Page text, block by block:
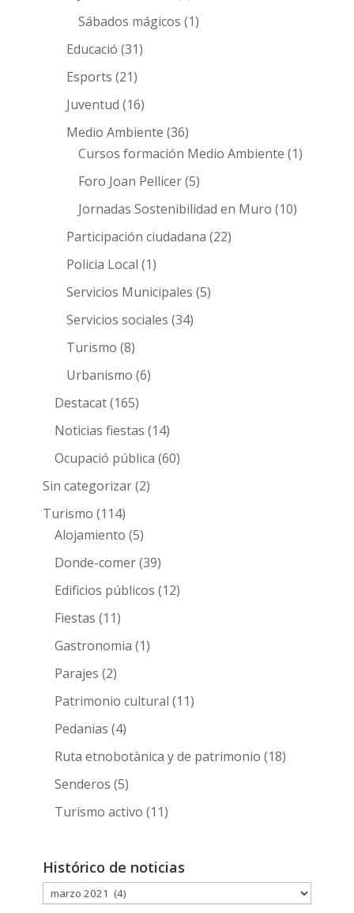
Sábados mágicos (1)
Educació (31)
Esports (21)
Juventud (16)
Medio Ambiente (36)
Cursos formación Medio Ambiente (1)
Foro Joan Pellicer(5)
Jornadas Sostenibilidad en Muro (10)
Participación ciudadana (22)
Policia Local (1)
Servicios Municipales (5)
Servicios sociales (34)
Turismo (8)
Urbanismo (6)
Destacat(165)
Noticias fiestas (14)
Ocupació pública (60)
Sin categorizar(2)
Turismo (114)
Alojamiento (5)
Donde-comer(39)
Edificios públicos (12)
Fiestas (11)
Gastronomia (1)
Parajes (2)
Patrimonio cultural (11)
Pedanias (4)
Ruta etnobotànica y de patrimonio (18)
Senderos (5)
Turismo activo (11)
Histórico de noticias
Histórico